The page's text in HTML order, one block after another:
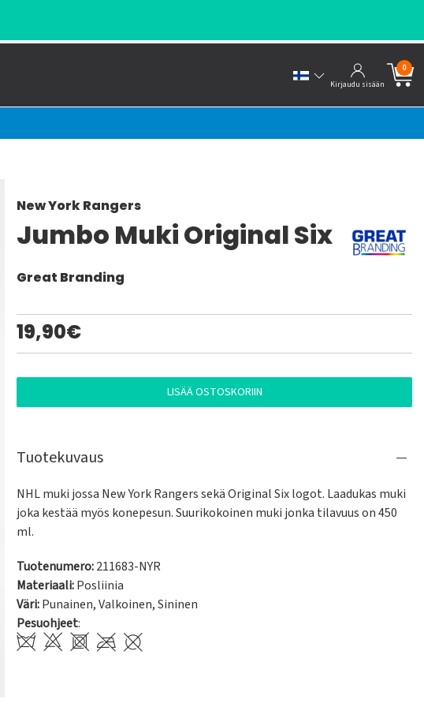
Kirjaudu sisään
0
New York Rangers
Jumbo Muki Original Six
Great Branding
19,90€
LISÄÄ OSTOSKORIIN
Tuotekuvaus
NHL muki jossa New York Rangers sekä Original Six logot. Laadukas muki
joka kestää myös konepesun. Suurikokoinen muki jonka tilavuus on 450
ml.
Tuotenumero:211683-NYR
Materiaali:Posliinia
Väri:Punainen,Valkoinen,Sininen
Pesuohjeet: